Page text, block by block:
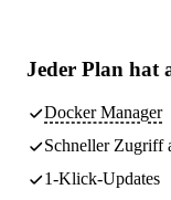
Jeder Plan hat
Docker Manager
Schneller Zugriff
1-Klick-Updates